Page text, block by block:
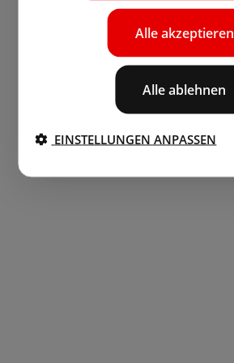
Alle akzeptieren
Alle ablehnen
EINSTELLUNGEN ANPASSEN